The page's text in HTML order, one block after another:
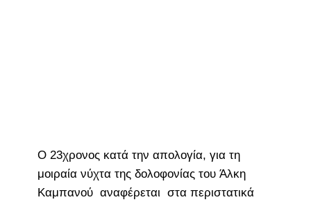
Ο 23χρονος κατά την απολογία, για τη
μοιραία νύχτα της δολοφονίας του Άλκη
Καμπανού αναφέρεται στα περιστατικά